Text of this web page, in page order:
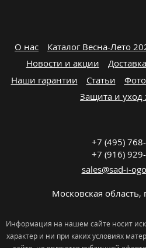
О нас Каталог Весна-Лето
Новости и акции
Наши гарантии
Статьи
Защита и уход
+7 (495)
+7 (916)
sales@sad-i-
Московская область,
Информация на нашем сайте носит
характер и ни при каких условиях